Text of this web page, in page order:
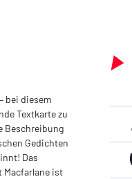
bei diesem
Textkarte zu
Beschreibung
Gedichten
Das
Macfarlane ist